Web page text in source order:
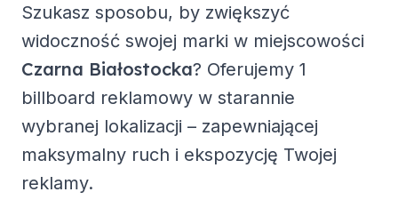
Szukasz sposobu, by zwiększyć
widoczność swojej marki w miejscowości
Czarna Białostocka? Oferujemy 1
billboard reklamowy w starannie
wybranej lokalizacji – zapewniającej
maksymalny ruch i ekspozycję Twojej
reklamy.